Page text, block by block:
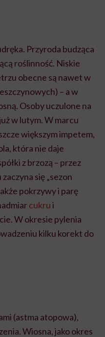
Przyroda budząca
roślinność. Niskie
obecne są nawet w
– a w
Osoby uczulone na
w lutym. W marcu
większym impetem,
która nie daje
z brzozą – przez
się „sezon
pokrzywy i parę
cukrui
W okresie pylenia
kilku korekt do
(astma atopowa),
Wiosna, jako okres